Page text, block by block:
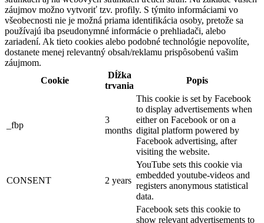
záujmov možno vytvoriť tzv. profily. S týmito informáciami vo
všeobecnosti nie je možná priama identifikácia osoby, pretože sa
používajú iba pseudonymné informácie o prehliadači, alebo
zariadení. Ak tieto cookies alebo podobné technológie nepovolíte,
dostanete menej relevantný obsah/reklamu prispôsobenú vašim
záujmom.
Cookie
Dĺžka
trvania
Popis
_fbp
3
months
This cookie is set by Facebook
to display advertisements when
either on Facebook or on a
digital platform powered by
Facebook advertising, after
visiting the website.
CONSENT 2 years
YouTube sets this cookie via
embedded youtube-videos and
registers anonymous statistical
data.
Facebook sets this cookie to
show relevant advertisements to